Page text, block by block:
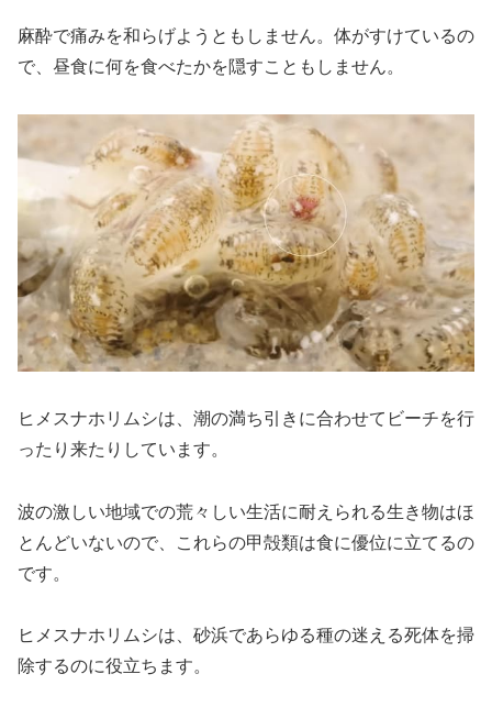
麻酔で痛みを和らげようともしません。体がすけているの
で、昼食に何を食べたかを隠すこともしません。
ヒメスナホリムシは、潮の満ち引き​​に合わせてビーチを行
ったり来たりしています。
波の激しい地域での荒々しい生活に耐えられる生き物はほ
とんどいないので、これらの甲殻類は食に優位に立てるの
です。
ヒメスナホリムシは、砂浜であらゆる種の迷える死体を掃
除するのに役立ちます。